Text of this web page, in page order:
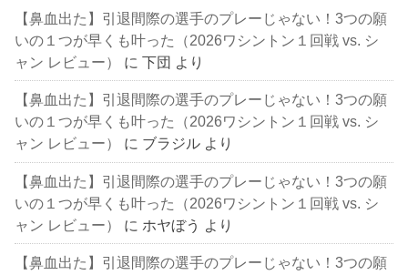
【鼻血出た】引退間際の選手のプレーじゃない！3つの願
いの１つが早くも叶った（2026ワシントン１回戦 vs. シ
ャン レビュー）
に下団 より
【鼻血出た】引退間際の選手のプレーじゃない！3つの願
いの１つが早くも叶った（2026ワシントン１回戦 vs. シ
ャン レビュー）
に ブラジル より
【鼻血出た】引退間際の選手のプレーじゃない！3つの願
いの１つが早くも叶った（2026ワシントン１回戦 vs. シ
ャン レビュー）
に ホヤぼう より
【鼻血出た】引退間際の選手のプレーじゃない！3つの願